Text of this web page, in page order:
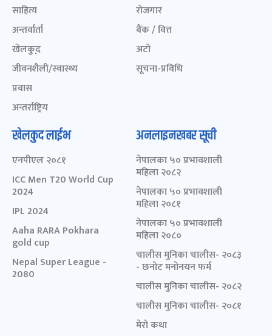
साहित्य
अन्तर्वार्ता
खेलकुद़़
जीवनशैली/स्वास्थ्य
प्रवास
अन्तर्राष्ट्रिय
रोजगार
बैंक / वित्त
अटो
सूचना-प्रविधि
खेलकुद लाईभ
एनपीएल २०८१
ICC Men T20 World Cup
2024
IPL 2024
Aaha RARA Pokhara
gold cup
Nepal Super League -
2080
अनलाइनखबर सूची
नेपालका ५० प्रभावशाली
महिला २०८२
नेपालका ५० प्रभावशाली
महिला २०८१
नेपालका ५० प्रभावशाली
महिला २०८०
चालीस मुनिका चालीस- २०८३
- छनोट मनोनयन फर्म
चालीस मुनिका चालीस- २०८२
चालीस मुनिका चालीस- २०८१
मेरो कथा